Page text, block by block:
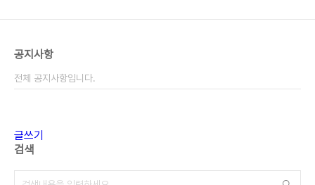
공지사항
전체 공지사항입니다.
글쓰기
검색